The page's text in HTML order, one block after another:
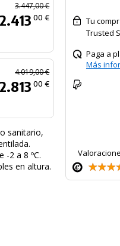
3.447,00 €
2.413 00 €
4.019,00 €
2.813 00 €
sanitario,
-2 a 8 ºC.
en altura.
Tu
Trusted
Paga a
Más